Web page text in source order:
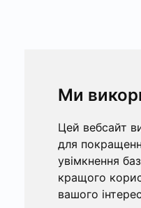
Ми
Цей вебсайт
для
увімкнення
кращого
вашого